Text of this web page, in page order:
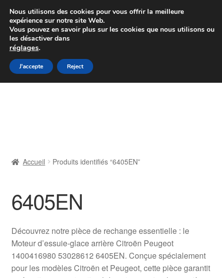
Colissimo livraison à partir de 7 EUR
Du lundi au vendredi de 9 h à 16 h
Aller
à
Aller
au
Livraison
Livraison internationale
Mon compte
Accueil Produits identifiés “6405EN”
6405EN
Découvrez notre pièce de rechange essentielle : le
Moteur d’essuie-glace arrière Citroën Peugeot
1400416980 53028612 6405EN. Conçue spécialement
pour les modèles Citroën et Peugeot, cette pièce garantit
Nous utilisons des cookies pour vous offrir la meilleure
expérience sur notre site Web.
Vous pouvez en savoir plus sur les cookies que nous utilisons ou
les désactiver dans
réglages.
J'accepte Reject